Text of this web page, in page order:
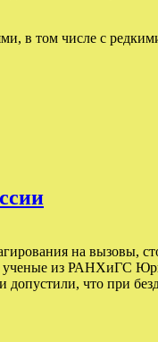
в том числе с
на вызовы,
ученые из РАНХиГС
что при